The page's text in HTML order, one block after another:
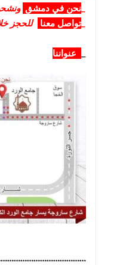
نحن في دمشق
تواصل معنا للحجز
عنواننا